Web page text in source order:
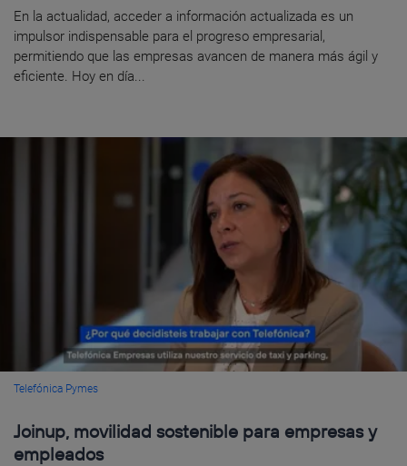
En la actualidad, acceder a información actualizada es un
impulsor indispensable para el progreso empresarial,
permitiendo que las empresas avancen de manera más ágil y
eficiente. Hoy en día...
Telefónica Pymes
Joinup, movilidad sostenible para empresas y
empleados